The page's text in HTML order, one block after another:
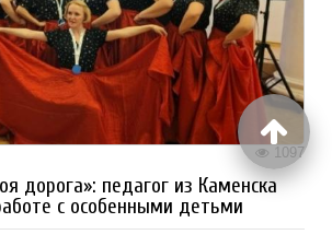
1097
дорога»: педагог из Каменска
с особенными детьми